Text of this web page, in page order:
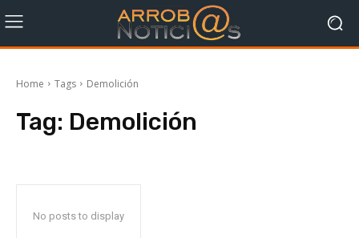
Home Tags Demolición
Tag: Demolición
No posts to display